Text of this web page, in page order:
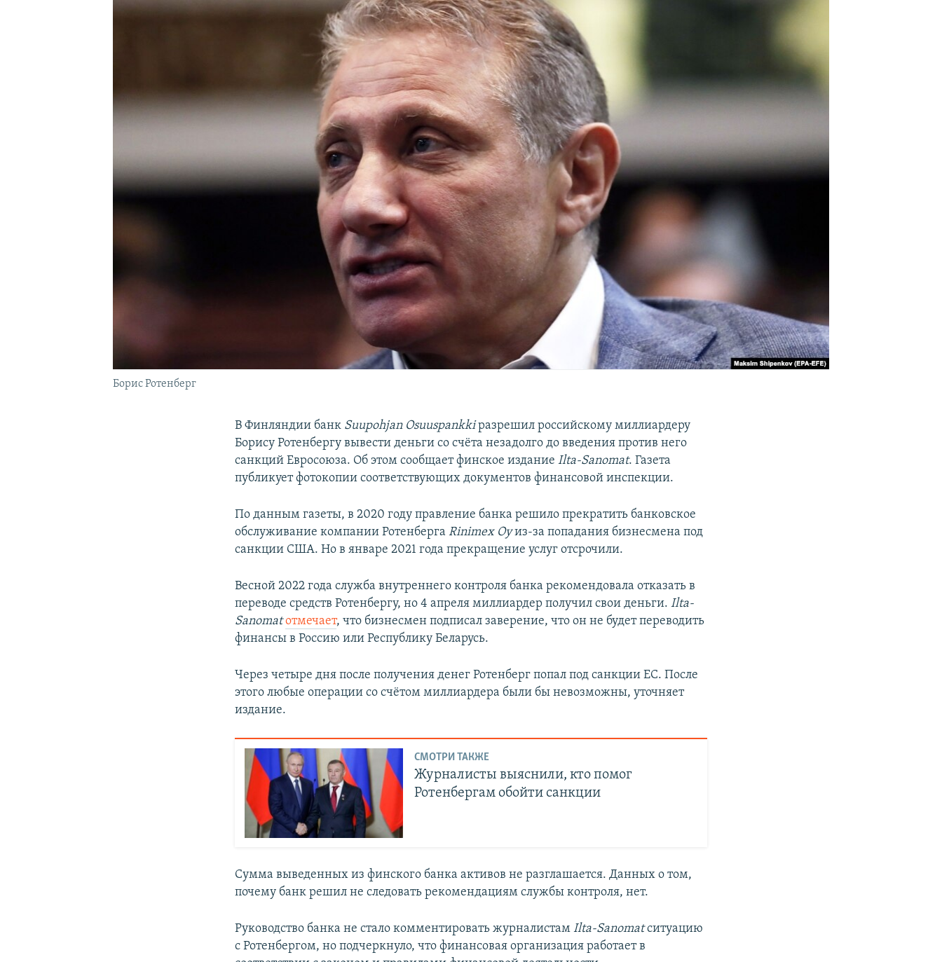
Борис Ротенберг
В Финляндии банк Suupohjan Osuuspankkiразрешил российскому миллиардеру
Борису Ротенбергу вывести деньги со счёта незадолго до введения против него
санкций Евросоюза. Об этом сообщает финское изданиеIlta-Sanomat. Газета
публикует фотокопии соответствующих документов финансовой инспекции.
По данным газеты, в 2020 году правление банка решило прекратить банковское
обслуживание компании РотенбергаRinimex Oyиз-за попадания бизнесмена под
санкции США. Но в январе 2021 года прекращение услуг отсрочили.
Весной 2022 года служба внутреннего контроля банка рекомендовала отказать в
переводе средств Ротенбергу, но 4 апреля миллиардер получил свои деньги.Ilta-
Sanomatотмечает, что бизнесмен подписал заверение, что он не будет переводить
финансы в Россию или Республику Беларусь.
Через четыре дня после получения денег Ротенберг попал под санкции ЕС. После
этого любые операции со счётом миллиардера были бы невозможны, уточняет
издание.
СМОТРИ ТАКЖЕ
Журналисты выяснили, кто помог
Ротенбергам обойти санкции
Сумма выведенных из финского банка активов не разглашается. Данных о том,
почему банк решил не следовать рекомендациям службы контроля, нет.
Руководство банка не стало комментировать журналистамIlta-Sanomatситуацию
с Ротенбергом, но подчеркнуло, что финансовая организация работает в